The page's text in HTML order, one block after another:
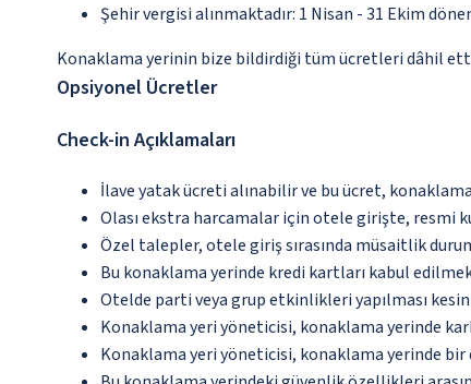
Şehir vergisi alınmaktadır: 1 Nisan - 31 Ekim
Konaklama yerinin bize bildirdiği tüm ücretleri dâhil
Opsiyonel Ücretler
Check-in Açıklamaları
İlave yatak ücreti alınabilir ve bu ücret,
Olası ekstra harcamalar için otele girişte, resmi
Özel talepler, otele giriş sırasında müsaitlik
Bu konaklama yerinde kredi kartları kabul
Otelde parti veya grup etkinlikleri yapılması
Konaklama yeri yöneticisi, konaklama yerinde
Konaklama yeri yöneticisi, konaklama yerinde